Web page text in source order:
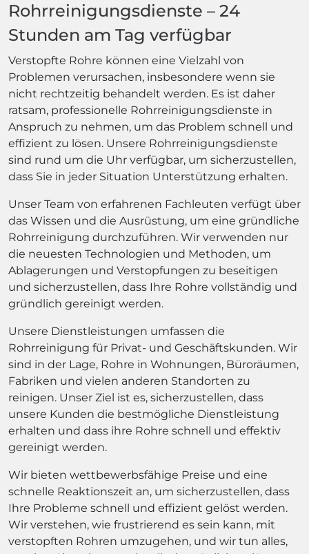
Rohrreinigungsdienste – 24
Stunden am Tag verfügbar
Verstopfte Rohre können eine Vielzahl von
Problemen verursachen, insbesondere wenn sie
nicht rechtzeitig behandelt werden. Es ist daher
ratsam, professionelle Rohrreinigungsdienste in
Anspruch zu nehmen, um das Problem schnell und
effizient zu lösen. Unsere Rohrreinigungsdienste
sind rund um die Uhr verfügbar, um sicherzustellen,
dass Sie in jeder Situation Unterstützung erhalten.
Unser Team von erfahrenen Fachleuten verfügt über
das Wissen und die Ausrüstung, um eine gründliche
Rohrreinigung durchzuführen. Wir verwenden nur
die neuesten Technologien und Methoden, um
Ablagerungen und Verstopfungen zu beseitigen
und sicherzustellen, dass Ihre Rohre vollständig und
gründlich gereinigt werden.
Unsere Dienstleistungen umfassen die
Rohrreinigung für Privat- und Geschäftskunden. Wir
sind in der Lage, Rohre in Wohnungen, Büroräumen,
Fabriken und vielen anderen Standorten zu
reinigen. Unser Ziel ist es, sicherzustellen, dass
unsere Kunden die bestmögliche Dienstleistung
erhalten und dass ihre Rohre schnell und effektiv
gereinigt werden.
Wir bieten wettbewerbsfähige Preise und eine
schnelle Reaktionszeit an, um sicherzustellen, dass
Ihre Probleme schnell und effizient gelöst werden.
Wir verstehen, wie frustrierend es sein kann, mit
verstopften Rohren umzugehen, und wir tun alles,